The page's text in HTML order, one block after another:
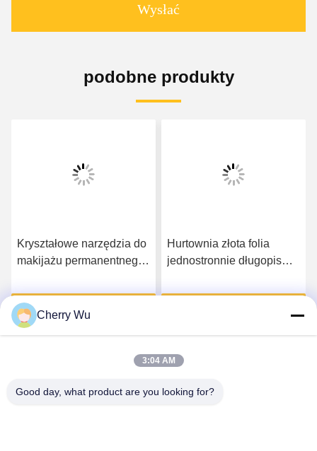
Wysłać
podobne produkty
Kryształowe narzędzia do
makijażu permanentnego
do certyfikacji CE brwi
Uzyskaj najlepszą cenę
Hurtownia złota folia
jednostronnie długopis
tatuażu brwi permanentny
Cherry Wu
3:04 AM
Good day, what product are you looking for?